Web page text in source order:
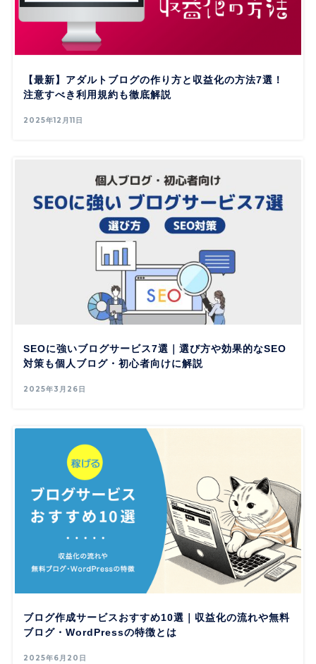
【最新】アダルトブログの作り方と収益化の方法7選！
注意すべき利用規約も徹底解説
2025年12月11日
SEOに強いブログサービス7選｜選び方や効果的なSEO
対策も個人ブログ・初心者向けに解説
2025年3月26日
ブログ作成サービスおすすめ10選｜収益化の流れや無料
ブログ・WordPressの特徴とは
2025年6月20日